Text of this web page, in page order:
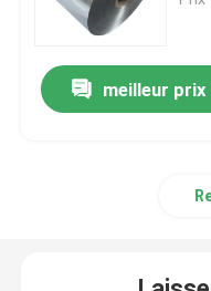
Tuyau d'acier
meilleur prix